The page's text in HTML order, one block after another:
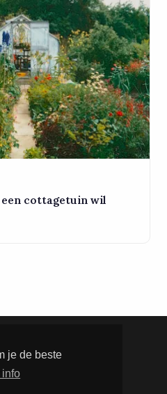
je de beste
info
cottagetuin wil